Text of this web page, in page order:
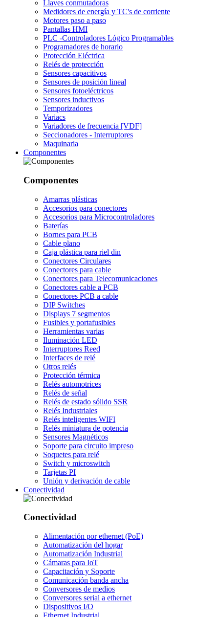
Llaves conmutadoras
Medidores de energía y TC's de corriente
Motores paso a paso
Pantallas HMI
PLC -Controladores Lógico Programables
Programadores de horario
Protección Eléctrica
Relés de protección
Sensores capacitivos
Sensores de posición lineal
Sensores fotoeléctricos
Sensores inductivos
Temporizadores
Variacs
Variadores de frecuencia [VDF]
Seccionadores - Interruptores
Maquinaria
Componentes
Componentes
Amarras plásticas
Accesorios para conectores
Accesorios para Microcontroladores
Baterías
Bornes para PCB
Cable plano
Caja plástica para riel din
Conectores Circulares
Conectores para cable
Conectores para Telecomunicaciones
Conectores cable a PCB
Conectores PCB a cable
DIP Switches
Displays 7 segmentos
Fusibles y portafusibles
Herramientas varias
Iluminación LED
Interruptores Reed
Interfaces de relé
Otros relés
Protección térmica
Relés automotrices
Relés de señal
Relés de estado sólido SSR
Relés Industriales
Relés inteligentes WIFI
Relés miniatura de potencia
Sensores Magnéticos
Soporte para circuito impreso
Soquetes para relé
Switch y microswitch
Tarjetas PI
Unión y derivación de cable
Conectividad
Conectividad
Alimentación por ethernet (PoE)
Automatización del hogar
Automatización Industrial
Cámaras para IoT
Capacitación y Soporte
Comunicación banda ancha
Conversores de medios
Conversores serial a ethernet
Dispositivos I/O